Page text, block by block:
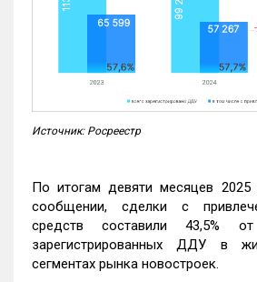
Источник: Росреестр
По итогам девяти месяцев 2025
сообщении, сделки с
средств составили 43,5%
зарегистрированных ДДУ в
сегментах рынка новостроек.